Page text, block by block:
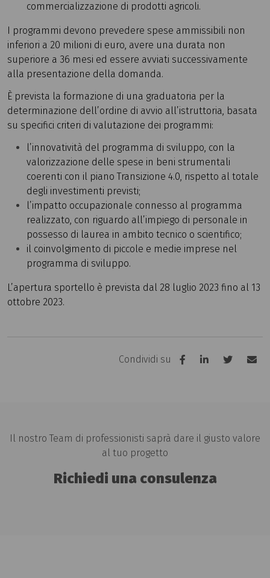
commercializzazione di prodotti agricoli.
I programmi devono prevedere spese ammissibili non
inferiori a 20 milioni di euro, avere una durata non
superiore a 36 mesi ed essere avviati successivamente
alla presentazione della domanda.
È prevista la formazione di una graduatoria per la
determinazione dell’ordine di avvio all’istruttoria, basata
su specifici criteri di valutazione dei programmi:
l’innovatività del programma di sviluppo, con la
valorizzazione delle spese in beni strumentali
coerenti con il piano Transizione 4.0, rispetto al totale
degli investimenti previsti;
l’impatto occupazionale connesso al programma
realizzato, con riguardo all’impiego di personale in
possesso di laurea in ambito tecnico o scientifico;
il coinvolgimento di piccole e medie imprese nel
programma di sviluppo.
L’apertura sportello è prevista dal 28 luglio 2023 fino al 13
ottobre 2023.
Condividi su
Il nostro Team di professionisti saprà dare il giusto valore
al tuo progetto
Richiedi una consulenza